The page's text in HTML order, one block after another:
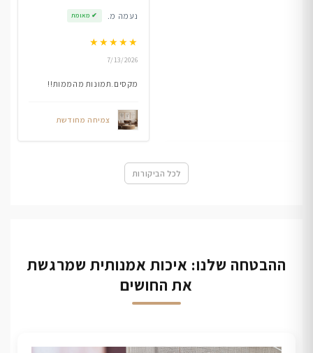
נעמה מ. ✔ מאומת
★★★★★
7/13/2026
מקסים.תמונות מהממות!!
צמיחה מחודשת
לכל הביקורות
ההבטחה שלנו: איכות אמנותית שמרגשת
את החושים